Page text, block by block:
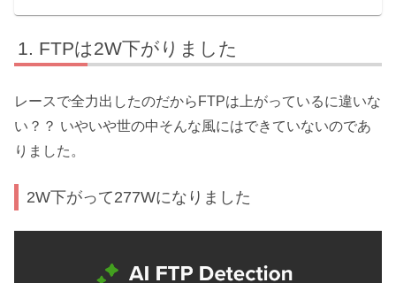
FTPは2W下がりました
レースで全力出したのだからFTPは上がっているに違いな
い？？ いやいや世の中そんな風にはできていないのであ
りました。
2W下がって277Wになりました